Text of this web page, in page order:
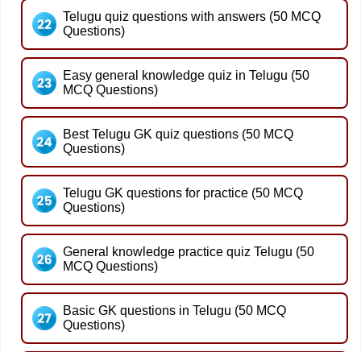
Telugu quiz questions with answers (50 MCQ
Questions)
Easy general knowledge quiz in Telugu (50
MCQ Questions)
Best Telugu GK quiz questions (50 MCQ
Questions)
Telugu GK questions for practice (50 MCQ
Questions)
General knowledge practice quiz Telugu (50
MCQ Questions)
Basic GK questions in Telugu (50 MCQ
Questions)